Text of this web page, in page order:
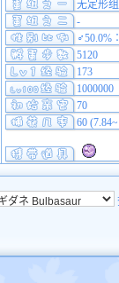
无定形组
-
5120
173
1000000
70
60